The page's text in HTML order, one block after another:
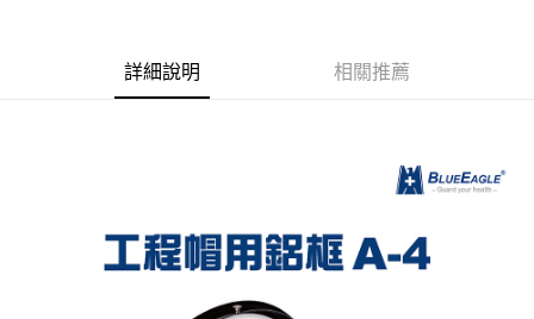
【「AFTEE先享後付」結帳流程】
１．於結帳方式選擇「AFTEE先享後付」後，將跳轉至「AFTEE先享後付」
ATM／網路銀行／等多元方式進行付款，方視為交易完成。
後付繳納相關費用。
※ 交易是否成功請以「AFTEE先享後付 」之結帳頁面顯示為準，若有關於
https://netprotections.freshdesk.com/support/home
每筆NT$60，滿NT$2,000(含以上)免運費
付款後7-11取貨
每筆NT$60，滿NT$2,000(含以上)免運費
詳細說明 相關推薦